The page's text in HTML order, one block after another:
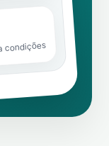
condições